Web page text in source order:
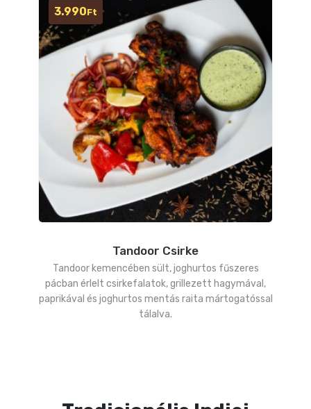
Tandoor Csirke
Tandoor kemencében sült, joghurtos fűszeres
pácban érlelt csirkefalatok, grillezett hagymával,
paprikával és joghurtos mentás raita mártogatóssal
tálalva.
3.990Ft